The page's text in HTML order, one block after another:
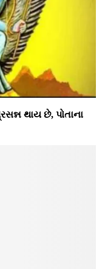
થાય છે, પોતાના